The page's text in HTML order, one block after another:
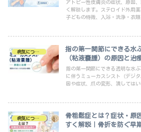
アトピー性皮膚炎の症状、原因
く解説します。ステロイド外用
子どもの特徴、入浴・洗浄・衣
病気について
指の第一関節にできる水
（粘液嚢腫）の原因と治
指の第一関節にできる透明な水
に伴うミューカスシスト（デジ
因や症状、爪の変形、潰しては
病気について
骨粗鬆症とは？症状・原
すく解説｜骨折を防ぐ早